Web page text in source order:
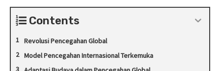
Contents
Revolusi Pencegahan Global
Model Pencegahan Internasional Terkemuka